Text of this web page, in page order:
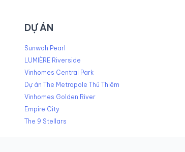
DỰ ÁN
Sunwah Pearl
LUMIÈRE Riverside
Vinhomes Central Park
Dự án The Metropole Thủ Thiêm
Vinhomes Golden River
Empire City
The 9 Stellars